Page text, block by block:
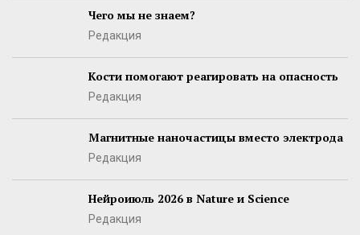
Чего мы не знаем?
Редакция
Кости помогают реагировать на опасность
Редакция
Магнитные наночастицы вместо электрода
Редакция
Нейроиюль 2026 в Nature и Science
Редакция